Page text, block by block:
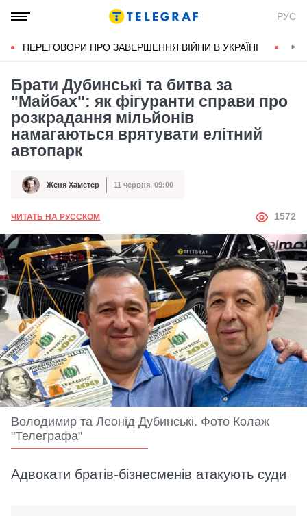
РУС
ПЕРЕГОВОРИ ПРО ЗАВЕРШЕННЯ ВІЙНИ В УКРАЇНІ
Брати Дубинські та битва за
"Майбах": як фігуранти справи про
розкрадання мільйонів
намагаються врятувати елітний
автопарк
Автор Женя Хамстер
Дата публікації 11 червня, 09:00
ЧИТАТЬ НА РУССКОМ АВТОР
1572
Володимир та Леонід Дубинські. Фото Колаж
"Телеграфа"
Адвокати братів-бізнесменів атакують суди